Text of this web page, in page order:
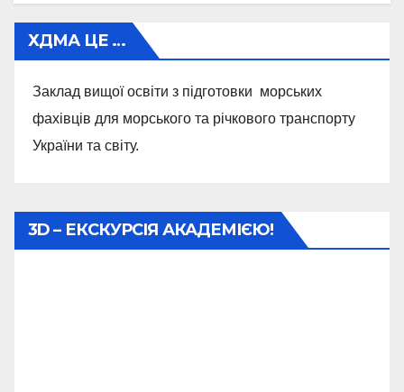
ХДМА ЦЕ …
Заклад вищої освіти з підготовки морських
фахівців для морського та річкового транспорту
України та світу.
3D – ЕКСКУРСІЯ АКАДЕМІЄЮ!